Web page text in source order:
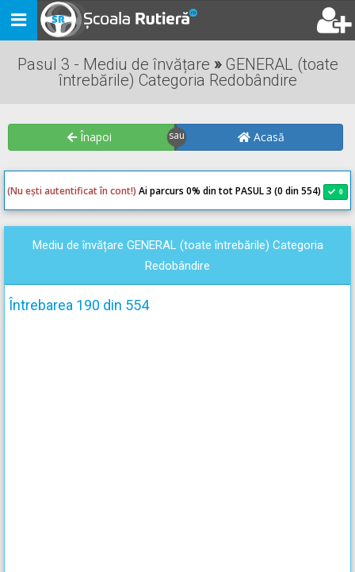
Toggle
navigation
Pasul 3 - Mediu de învățare »GENERAL (toate
întrebările) Categoria Redobândire
Înapoi Acasă
(Nu ești autentificat în cont!) Ai parcurs 0% din tot PASUL 3 (0 din 554) 0
0
Mediu de învățare GENERAL (toate întrebările) Categoria
Redobândire
Întrebarea 190 din 554